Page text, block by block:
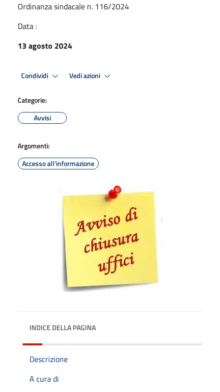
Ordinanza sindacale n. 116/2024
Data :
13 agosto 2024
Condividi Vedi azioni
Categorie:
Avvisi
Argomenti:
Accesso all'informazione
INDICE DELLA PAGINA
Descrizione
A cura di